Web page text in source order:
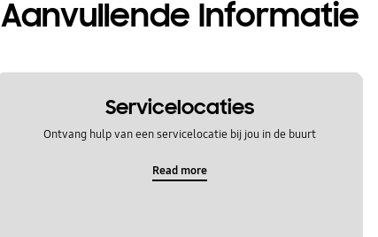
Aanvullende Informatie
Servicelocaties
Ontvang hulp van een servicelocatie bij jou in de buurt
Read more